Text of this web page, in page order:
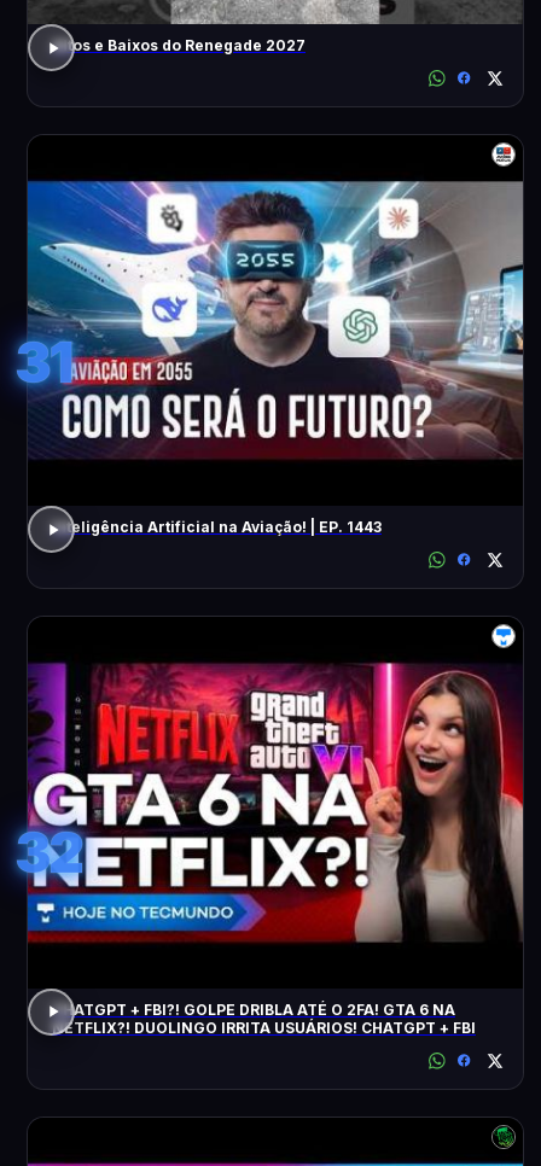
Altos e Baixos do Renegade 2027
31
Inteligência Artificial na Aviação! | EP. 1443
32
CHATGPT + FBI?! GOLPE DRIBLA ATÉ O 2FA! GTA 6 NA
NETFLIX?! DUOLINGO IRRITA USUÁRIOS! CHATGPT + FBI